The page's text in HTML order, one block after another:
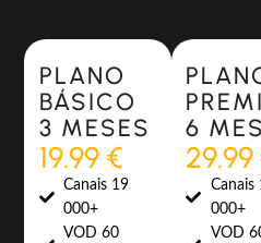
Most Popular
PLANO
BÁSICO
3 MESES
19.99 €
Canais 19
000+
VOD 60
Most
6
29.99
Canais
000+
VOD